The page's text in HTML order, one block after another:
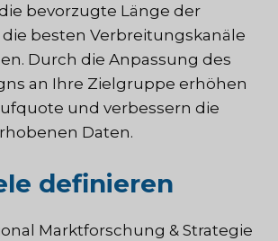
bevorzugte Länge der
besten Verbreitungskanäle
Durch die Anpassung des
an Ihre Zielgruppe erhöhen
und verbessern die
Daten.
definieren